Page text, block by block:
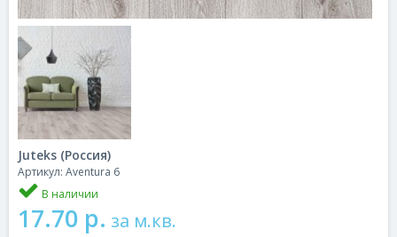
Juteks (Россия)
Артикул: Aventura 6
В наличии
17.70 р. за м.кв.